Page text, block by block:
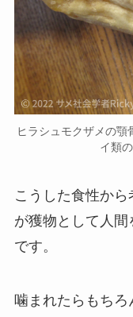
ヒラシュモクザメの顎
イ類
こうした食性か
が獲物として人
です。
噛まれたらもち